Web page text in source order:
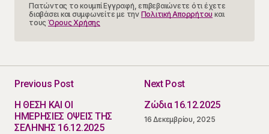
Πατώντας το κουμπί Εγγραφή, επιβεβαιώνετε ότι έχετε
διαβάσει και συμφωνείτε με την Πολιτική Απορρήτου και
τους Όρους Χρήσης
Previous Post
Η ΘΕΣΗ ΚΑΙ ΟΙ
ΗΜΕΡΗΣΙΕΣ ΟΨΕΙΣ ΤΗΣ
ΣΕΛΗΝΗΣ 16.12.2025
Next Post
Ζώδια 16.12.2025
16 Δεκεμβρίου, 2025